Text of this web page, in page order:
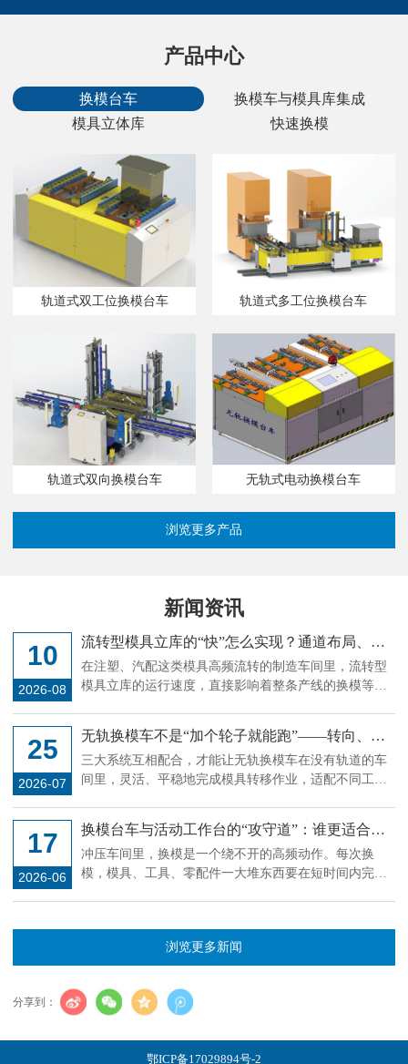
产品中心
换模台车
换模车与模具库集成
模具立体库
快速换模
轨道式双工位换模台车 轨道式多工位换模台车
轨道式双向换模台车 无轨式电动换模台车
浏览更多产品
新闻资讯
10
2026-08
流转型模具立库的“快”怎么实现？通道布局、取
放策略与节拍匹配要点
在注塑、汽配这类模具高频流转的制造车间里，流转型
模具立库的运行速度，直接影响着整条产线的换模等待
25
2026-07
无轨换模车不是“加个轮子就能跑”——转向、定
位、举升，三大系统缺一不可
三大系统互相配合，才能让无轨换模车在没有轨道的车
间里，灵活、平稳地完成模具转移作业，适配不同工位
17
2026-06
换模台车与活动工作台的“攻守道”：谁更适合你
的冲压线?
冲压车间里，换模是一个绕不开的高频动作。每次换
模，模具、工具、零配件一大堆东西要在短时间内完成
厂在选型时容易陷入一个误区：觉得贵的就是对的，或
者别人用什么自己就跟什么。其实这两种设备的适用场
景差异很大，选错了不但省不了时间，反而添堵。
浏览更多新闻
分享到：
鄂ICP备17029894号-2